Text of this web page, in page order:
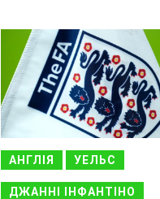
АНГЛІЯ УЕЛЬС
ДЖАННІ ІНФАНТІНО